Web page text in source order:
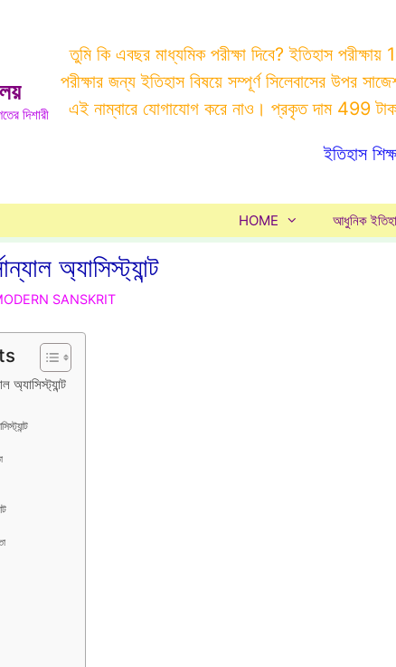
দিশারী
তুমি কি এবছর মাধ্যমিক পরীক্ষা দিবে? ইতিহাস
পরীক্ষার জন্য ইতিহাস বিষয়ে সম্পূর্ণ সিলেবাসের
এই নাম্বারে যোগাযোগ করে নাও। প্রকৃত দাম 499
ইতিহাস
HOME আধুনিক
অ্যাসিস্ট্যান্ট
SANSKRIT
অ্যাসিস্ট্যান্ট